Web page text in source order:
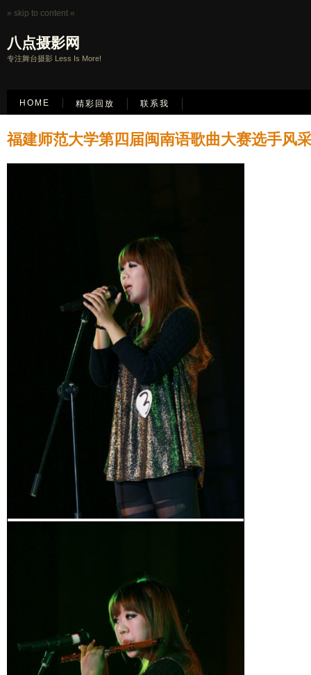
» skip to content «
八点摄影网
专注舞台摄影 Less Is More!
HOME 精彩回放 联系我
福建师范大学第四届闽南语歌曲大赛选手风